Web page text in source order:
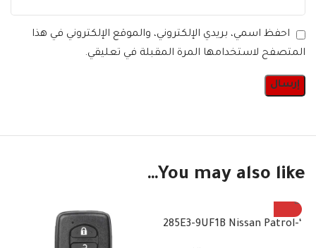
احفظ اسمي، بريدي الإلكتروني، والموقع الإلكتروني في هذا
المتصفح لاستخدامها المرة المقبلة في تعليقي.
You may also like…
‘-285E3-9UF1B Nissan Patrol